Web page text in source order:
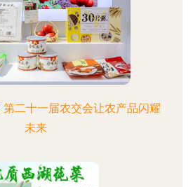
二十一届农交会让农产品闪耀
未来